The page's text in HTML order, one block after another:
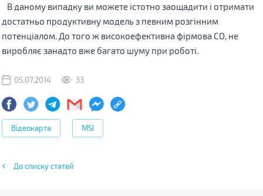
В даному випадку ви можете істотно заощадити і отримати
достатньо продуктивну модель з певним розгінним
потенціалом. До того ж високоефективна фірмова СО, не
виробляє занадто вже багато шуму при роботі.
05.07.2014 33
Відеокарта MSI
До списку статей